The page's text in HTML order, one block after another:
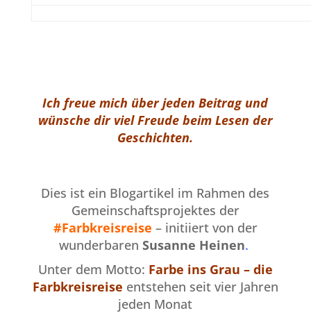
Ich freue mich über jeden Beitrag und
wünsche dir viel Freude beim Lesen der
Geschichten.
Dies ist ein Blogartikel im Rahmen des
Gemeinschaftsprojektes der
#Farbkreisreise – initiiert von der
wunderbaren Susanne Heinen.
Unter dem Motto: Farbe ins Grau – die
Farbkreisreise entstehen seit vier Jahren
jeden Monat